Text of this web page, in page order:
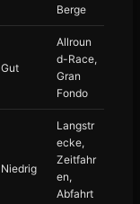
Berge
Gut
Allroun
d-Race,
Gran
Fondo
Niedrig
Langstr
ecke,
Zeitfahr
en,
Abfahrt